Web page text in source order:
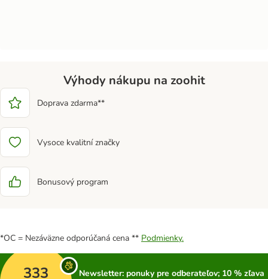
Výhody nákupu na zoohit
Doprava zdarma**
Vysoce kvalitní značky
Bonusový program
*OC = Nezáväzne odporúčaná cena ** Podmienky.
333
Newsletter: ponuky pre odberateľov; 10 % zľava